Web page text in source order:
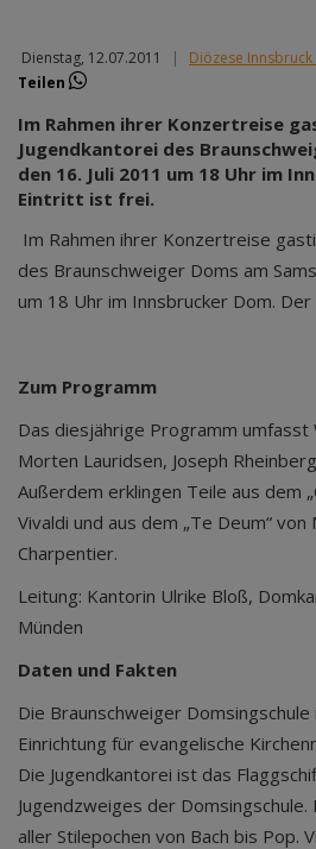
Dienstag, 12.07.2011 | Diözese Innsbruck
Teilen
Im Rahmen ihrer Konzertreise
Jugendkantorei des
den 16. Juli 2011 um 18 Uhr im
Eintritt ist frei.
Im Rahmen ihrer Konzertreise
des Braunschweiger Doms am
um 18 Uhr im Innsbrucker Dom.
Zum Programm
Das diesjährige Programm umfasst
Morten Lauridsen, Joseph
Außerdem erklingen Teile aus dem
Vivaldi und aus dem „Te Deum“ von
Charpentier.
Leitung: Kantorin Ulrike Bloß,
Münden
Daten und Fakten
Die Braunschweiger
Einrichtung für evangelische
Die Jugendkantorei ist das
Jugendzweiges der
aller Stilepochen von Bach bis Pop.